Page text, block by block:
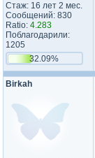
Стаж: 16 лет 2 мес.
Сообщений: 830
Ratio: 4.283
Поблагодарили:
1205
32.09%
Birkah